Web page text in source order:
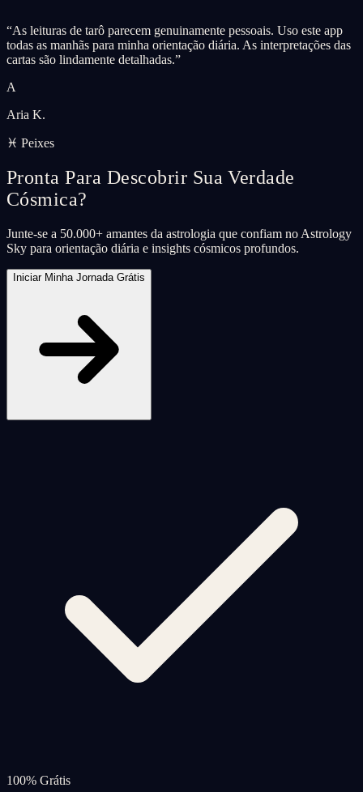
“As leituras de tarô parecem genuinamente pessoais. Uso este app
todas as manhãs para minha orientação diária. As interpretações das
cartas são lindamente detalhadas.”
A
Aria K.
♓ Peixes
Pronta Para Descobrir Sua Verdade
Cósmica?
Junte-se a 50.000+ amantes da astrologia que confiam no Astrology
Sky para orientação diária e insights cósmicos profundos.
Iniciar Minha Jornada Grátis
100% Grátis